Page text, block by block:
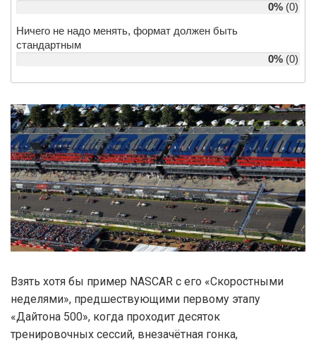
0% (0)
Ничего не надо менять, формат должен быть
стандартным
0% (0)
Взять хотя бы пример NASCAR с его «Скоростными
неделями», предшествующими первому этапу
«Дайтона 500», когда проходит десяток
тренировочных сессий, внезачётная гонка,